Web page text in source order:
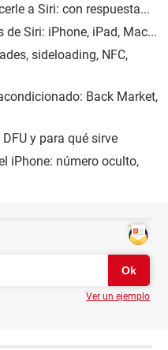
a Siri: con respuesta...
Siri: iPhone, iPad, Mac...
sideloading, NFC,
Back Market,
y para qué sirve
iPhone: número oculto,
Ver un ejemplo